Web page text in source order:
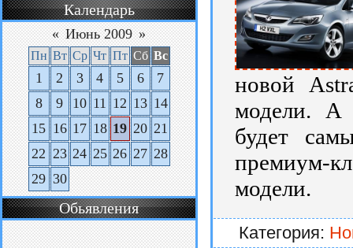
Календарь
« Июнь 2009 »
Пн Вт Ср Чт Пт Сб Вс
1 2 3 4 5 6
7
8
9 10 11 12 13 14
15 16 17 18 19 20 21
22 23 24 25 26 27 28
29 30
Обьявления
новой
модели. А
будет
премиум-
модели.
Категория: